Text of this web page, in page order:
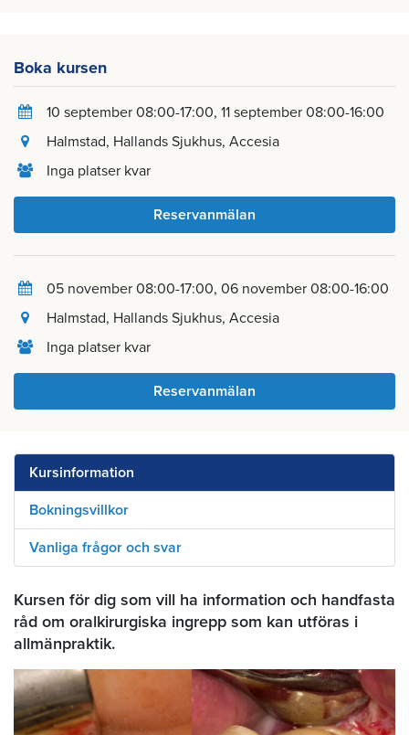
Boka kursen
10 september 08:00-17:00 11 september 08:00-16:00
Halmstad, Hallands Sjukhus, Accesia
Inga platser kvar
Reservanmälan
05 november 08:00-17:00 06 november 08:00-16:00
Halmstad, Hallands Sjukhus, Accesia
Inga platser kvar
Reservanmälan
Kursinformation
Bokningsvillkor
Vanliga frågor och svar
Kursen för dig som vill ha information och handfasta
råd om oralkirurgiska ingrepp som kan utföras i
allmänpraktik.